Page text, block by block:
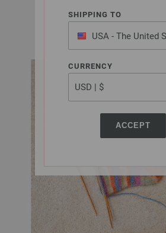
SHIPPING TO
USA - The United
of America
CURRENCY
ACCEPT
Cosy Socks & More Booklet